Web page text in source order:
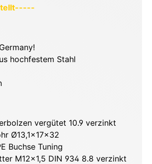
hochfestem Stahl
vergütet 10.9 verzinkt
Ø13,1x17x32
Buchse Tuning
M12x1,5 DIN 934 8.8 verzinkt